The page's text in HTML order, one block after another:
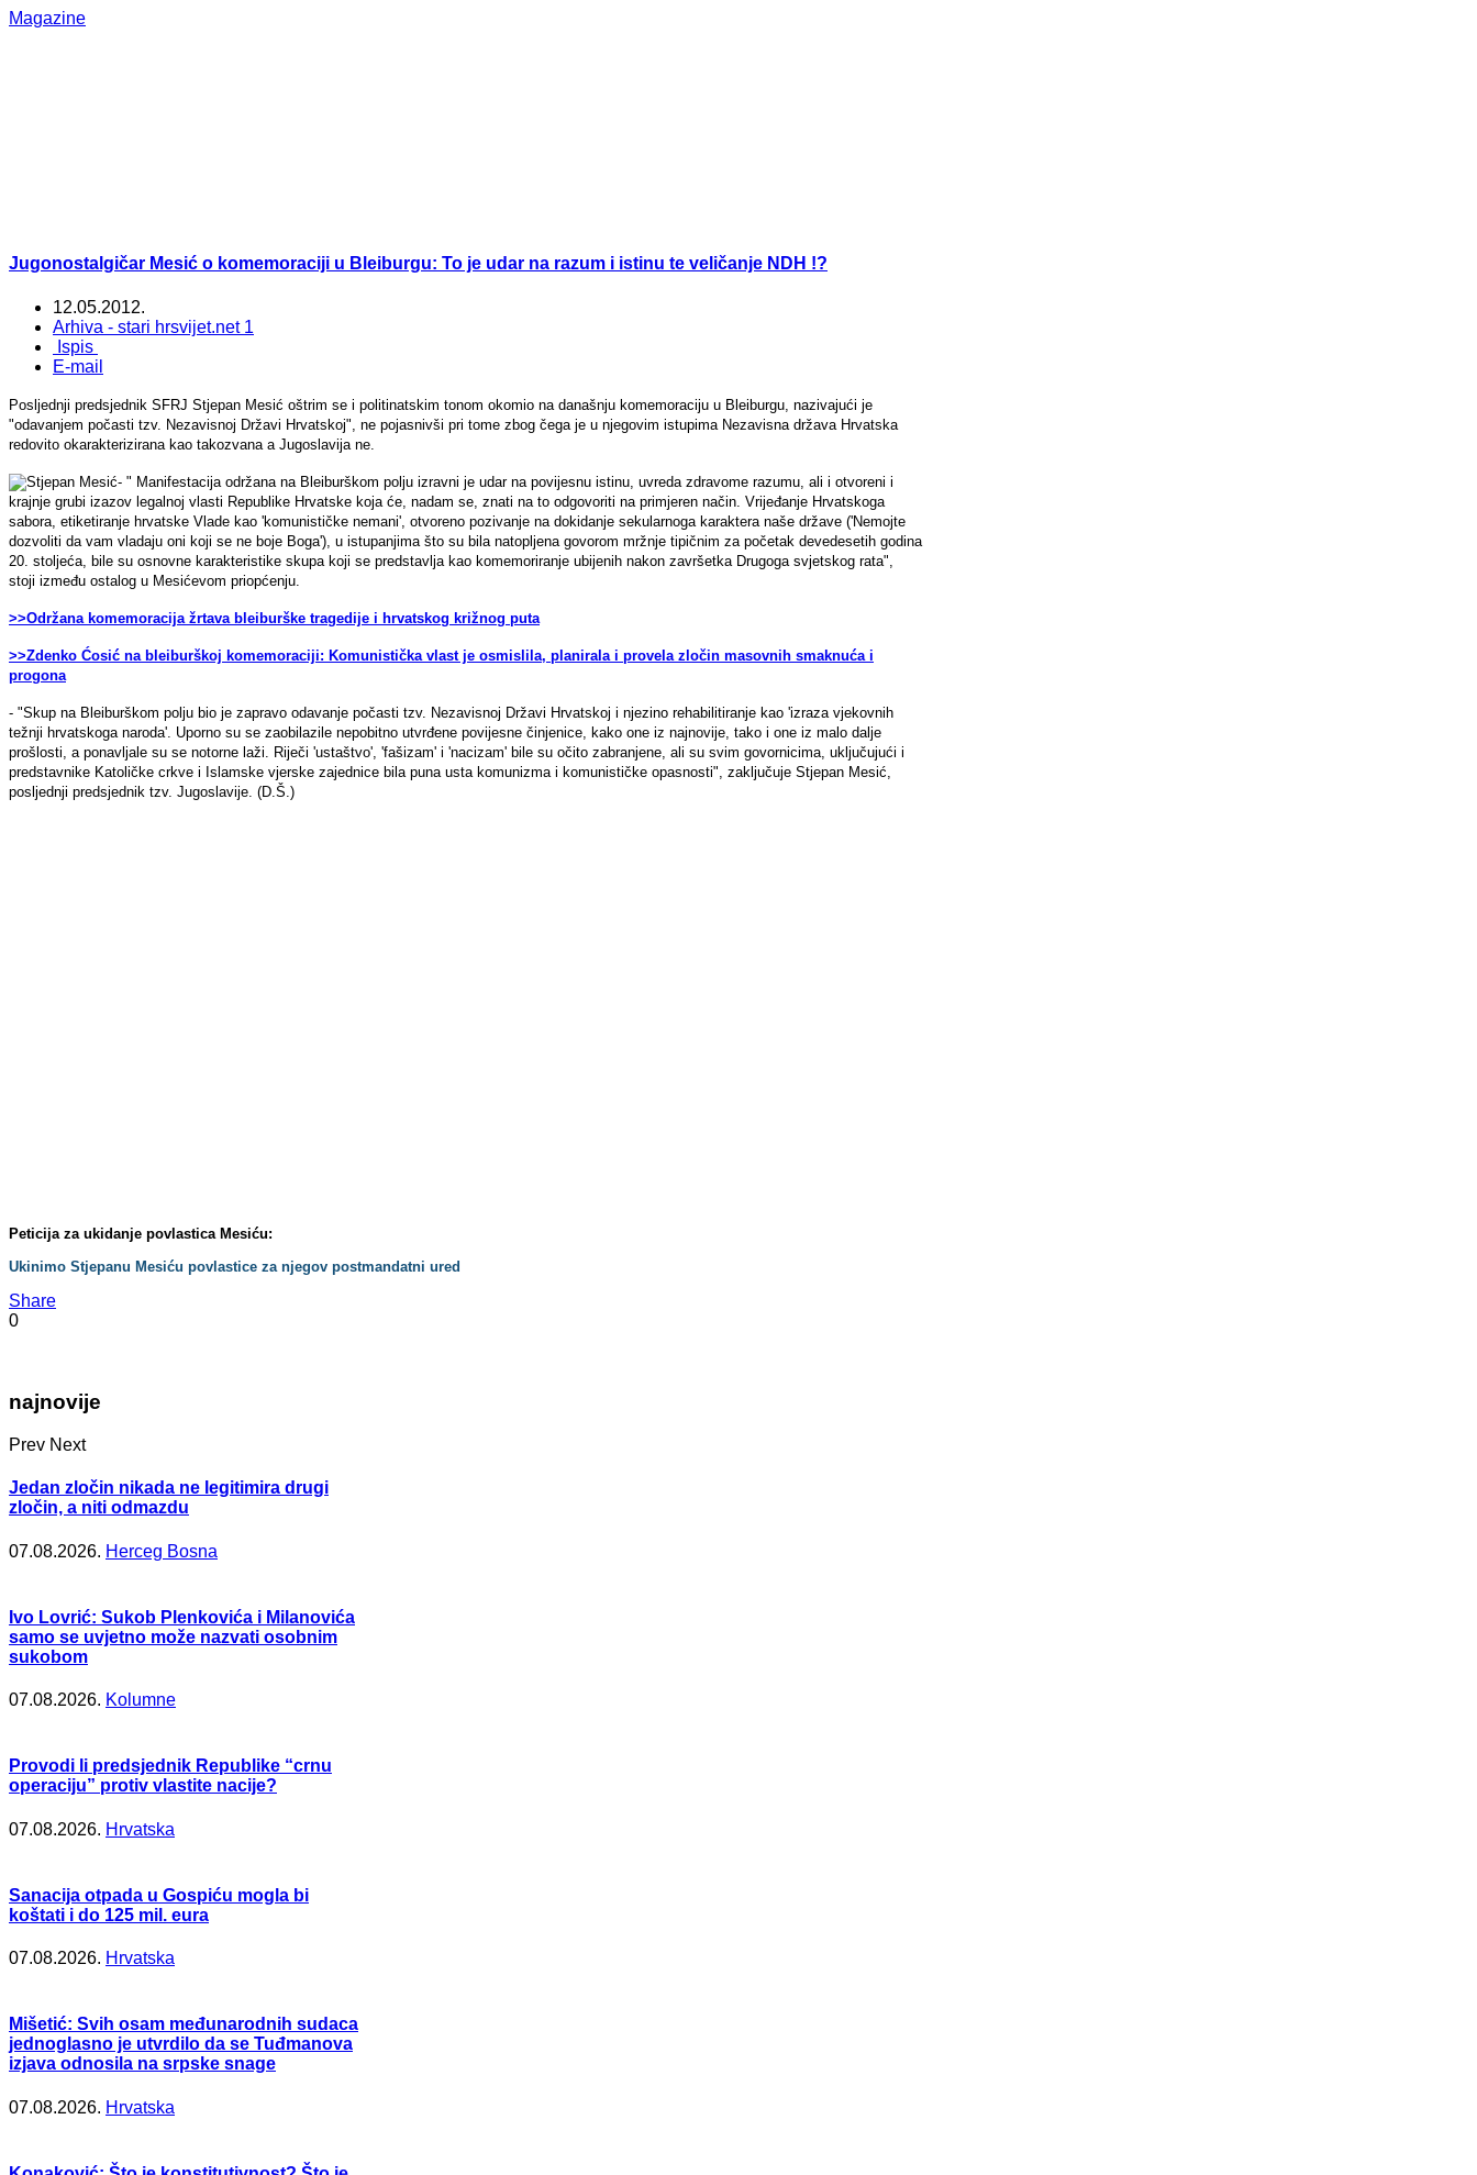
Magazine
Jugonostalgičar Mesić o komemoraciji u Bleiburgu: To je udar na razum i istinu te veličanje NDH !?
12.05.2012.
Arhiva - stari hrsvijet.net 1
Ispis
E-mail
Posljednji predsjednik SFRJ Stjepan Mesić oštrim se i politinatskim tonom okomio na današnju komemoraciju u Bleiburgu, nazivajući je
"odavanjem počasti tzv. Nezavisnoj Državi Hrvatskoj", ne pojasnivši pri tome zbog čega je u njegovim istupima Nezavisna država Hrvatska
redovito okarakterizirana kao takozvana a Jugoslavija ne.
- " Manifestacija održana na Bleiburškom polju izravni je udar na povijesnu istinu, uvreda zdravome razumu, ali i otvoreni i
krajnje grubi izazov legalnoj vlasti Republike Hrvatske koja će, nadam se, znati na to odgovoriti na primjeren način. Vrijeđanje Hrvatskoga
sabora, etiketiranje hrvatske Vlade kao 'komunističke nemani', otvoreno pozivanje na dokidanje sekularnoga karaktera naše države ('Nemojte
dozvoliti da vam vladaju oni koji se ne boje Boga'), u istupanjima što su bila natopljena govorom mržnje tipičnim za početak devedesetih godina
20. stoljeća, bile su osnovne karakteristike skupa koji se predstavlja kao komemoriranje ubijenih nakon završetka Drugoga svjetskog rata",
stoji između ostalog u Mesićevom priopćenju.
>>Održana komemoracija žrtava bleiburške tragedije i hrvatskog križnog puta
>>Zdenko Ćosić na bleiburškoj komemoraciji: Komunistička vlast je osmislila, planirala i provela zločin masovnih smaknuća i
progona
- "Skup na Bleiburškom polju bio je zapravo odavanje počasti tzv. Nezavisnoj Državi Hrvatskoj i njezino rehabilitiranje kao 'izraza vjekovnih
težnji hrvatskoga naroda'. Uporno su se zaobilazile nepobitno utvrđene povijesne činjenice, kako one iz najnovije, tako i one iz malo dalje
prošlosti, a ponavljale su se notorne laži. Riječi 'ustaštvo', 'fašizam' i 'nacizam' bile su očito zabranjene, ali su svim govornicima, uključujući i
predstavnike Katoličke crkve i Islamske vjerske zajednice bila puna usta komunizma i komunističke opasnosti", zaključuje Stjepan Mesić,
posljednji predsjednik tzv. Jugoslavije. (D.Š.)
Peticija za ukidanje povlastica Mesiću:
Ukinimo Stjepanu Mesiću povlastice za njegov postmandatni ured
Share
0
najnovije
Prev Next
Jedan zločin nikada ne legitimira drugi
zločin, a niti odmazdu
07.08.2026. Herceg Bosna
Ivo Lovrić: Sukob Plenkovića i Milanovića
samo se uvjetno može nazvati osobnim
sukobom
07.08.2026. Kolumne
Provodi li predsjednik Republike “crnu
operaciju” protiv vlastite nacije?
07.08.2026. Hrvatska
Sanacija otpada u Gospiću mogla bi
koštati i do 125 mil. eura
07.08.2026. Hrvatska
Mišetić: Svih osam međunarodnih sudaca
jednoglasno je utvrdilo da se Tuđmanova
izjava odnosila na srpske snage
07.08.2026. Hrvatska